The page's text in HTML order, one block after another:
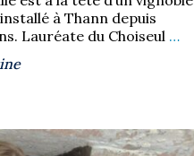
à Thann depuis
Lauréate du Choiseul …